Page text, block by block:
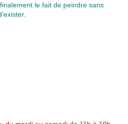
le fait de peindre sans